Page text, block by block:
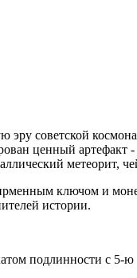
эру советской
ценный
метеорит,
ключом и
истории.
подлинности с 5-